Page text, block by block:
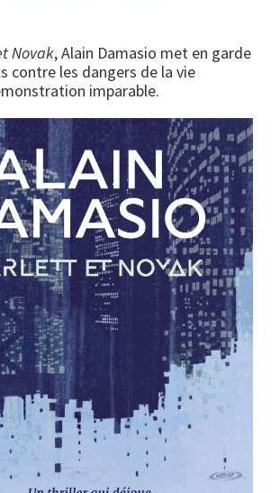
Novak, Alain Damasio met en garde
contre les dangers de la vie
imparable.